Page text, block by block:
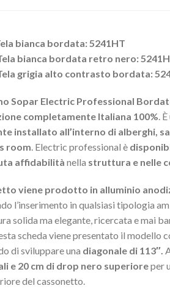
bianca bordata: 5241HT
bianca bordata retro nero:
grigia alto contrasto bordata:
Sopar Electric Professional
completamente Italiana 100%.
installato all’interno di alberghi,
room. Electric professional è
affidabilità nella struttura e nelle
viene prodotto in alluminio
l’inserimento in qualsiasi tipologia
solida ma elegante, ricercata e mai
scheda viene presentato il modello
di sviluppare una diagonale di 113″.
e 20 cm di drop nero superioreper
del cassonetto.